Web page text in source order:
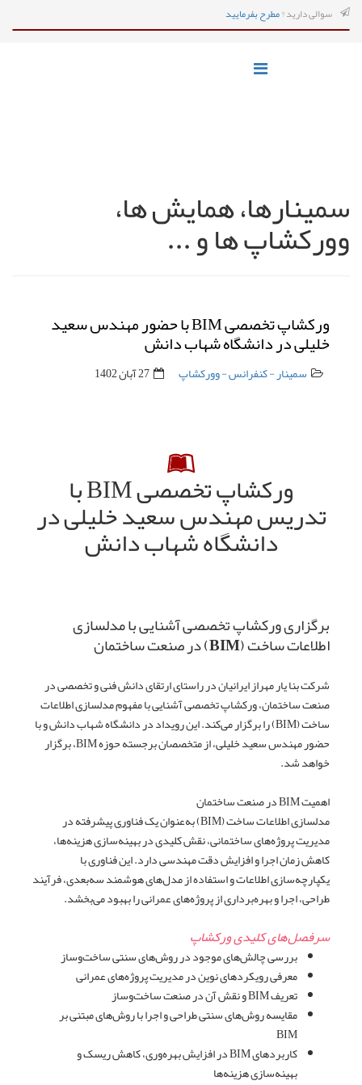
سوالی دارید ?مطرح بفرمایید
سمینارها، همایش ها،
وورکشاپ ها و ...
ورکشاپ تخصصی BIM با حضور مهندس سعید
خلیلی در دانشگاه شهاب دانش
سمینار - کنفرانس - وورکشاپ 27 آبان 1402
ورکشاپ تخصصی BIM با
تدریس مهندس سعید خلیلی در
دانشگاه شهاب دانش
برگزاری ورکشاپ تخصصی آشنایی با مدلسازی
اطلاعات ساخت (BIM) در صنعت ساختمان
شرکت بنا یار مهراز ایرانیان در راستای ارتقای دانش فنی و تخصصی در
صنعت ساختمان، ورکشاپ تخصصی آشنایی با مفهوم مدلسازی اطلاعات
ساخت (BIM) را برگزار می‌کند. این رویداد در دانشگاه شهاب دانش و با
حضور مهندس سعید خلیلی، از متخصصان برجسته حوزه BIM، برگزار
خواهد شد.
اهمیت BIM در صنعت ساختمان
مدلسازی اطلاعات ساخت (BIM) به‌عنوان یک فناوری پیشرفته در
مدیریت پروژه‌های ساختمانی، نقش کلیدی در بهینه‌سازی هزینه‌ها،
کاهش زمان اجرا و افزایش دقت مهندسی دارد. این فناوری با
یکپارچه‌سازی اطلاعات و استفاده از مدل‌های هوشمند سه‌بعدی، فرآیند
طراحی، اجرا و بهره‌برداری از پروژه‌های عمرانی را بهبود می‌بخشد.
سرفصل‌های کلیدی ورکشاپ
بررسی چالش‌های موجود در روش‌های سنتی ساخت‌وساز
معرفی رویکردهای نوین در مدیریت پروژه‌های عمرانی
تعریف BIM و نقش آن در صنعت ساخت‌وساز
مقایسه روش‌های سنتی طراحی و اجرا با روش‌های مبتنی بر
BIM
کاربردهای BIM در افزایش بهره‌وری، کاهش ریسک و
بهینه‌سازی هزینه‌ها